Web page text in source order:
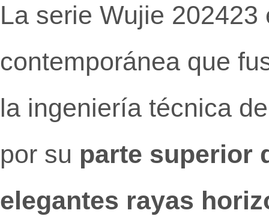
La serie Wujie
contemporánea que
la ingeniería técnica
por su parte superior
elegantes rayas